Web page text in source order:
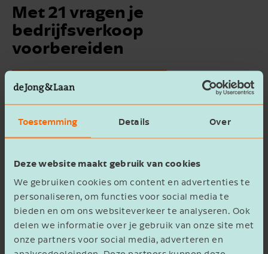
Toestemming Details Over
Deze website maakt gebruik van cookies
We gebruiken cookies om content en advertenties te
personaliseren, om functies voor social media te
bieden en om ons websiteverkeer te analyseren. Ook
delen we informatie over je gebruik van onze site met
onze partners voor social media, adverteren en
STUUR MIJ DE
WHITEPAPER "MET 21
VRAGEN JE
BEDRIJFSVERKOOP
VOORBEREIDEN"
Bedrijfsnaam
Met 21 vragen je
bedrijfsverkoop
voorbereiden
Download whitepaper
STUUR MIJ DE
WHITEPAPER "MET 21
VRAGEN JE
BEDRIJFSVERKOOP
VOORBEREIDEN"
Bedrijfsnaam
Voorbeeldvragen
Op welke termijn wil jij je bedrijf
overdragen?